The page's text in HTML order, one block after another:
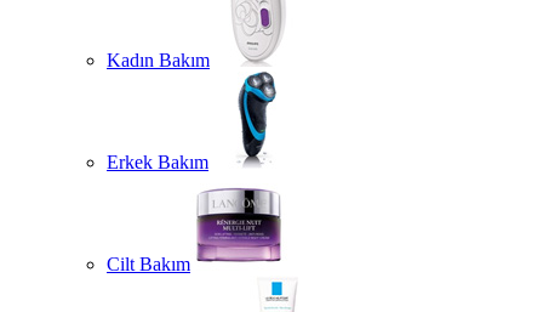
Kadın Bakım
Erkek Bakım
Cilt Bakım